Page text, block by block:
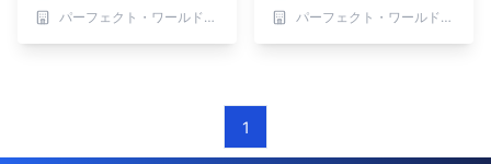
パーフェクト・ワールド株式会社
パーフェクト・ワールド株式会社
1